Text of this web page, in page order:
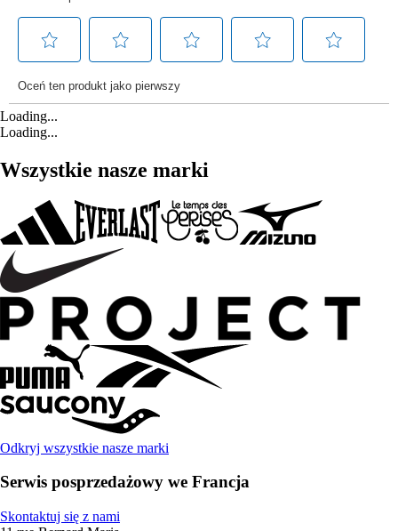
Loading...
Loading...
Wszystkie nasze marki
Odkryj wszystkie nasze marki
Serwis posprzedażowy we Francja
Skontaktuj się z nami